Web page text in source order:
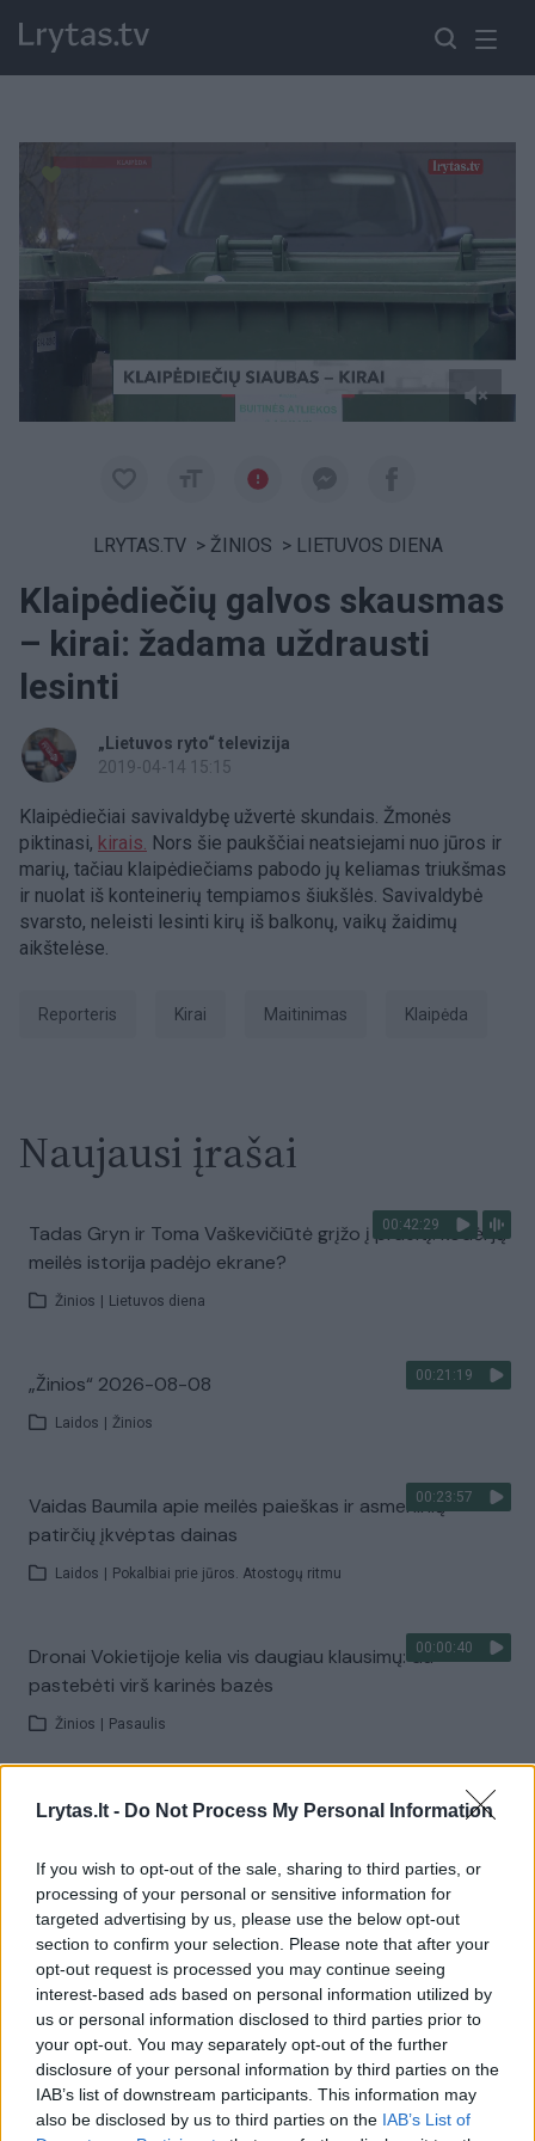
Lrytas.lt - Do Not Process My Personal Information
If you wish to opt-out of the sale, sharing to third parties, or
processing of your personal or sensitive information for
targeted advertising by us, please use the below opt-out
section to confirm your selection. Please note that after your
opt-out request is processed you may continue seeing
interest-based ads based on personal information utilized by
us or personal information disclosed to third parties prior to
your opt-out. You may separately opt-out of the further
disclosure of your personal information by third parties on the
IAB’s list of downstream participants. This information may
also be disclosed by us to third parties on the IAB’s List of
LRYTAS.TV > ŽINIOS > LIETUVOS DIENA
Klaipėdiečių galvos skausmas
– kirai: žadama uždrausti
lesinti
„Lietuvos ryto“ televizija
2019-04-14 15:15
Klaipėdiečiai savivaldybę užvertė skundais. Žmonės
piktinasi, kirais. Nors šie paukščiai neatsiejami nuo jūros ir
marių, tačiau klaipėdiečiams pabodo jų keliamas triukšmas
ir nuolat iš konteinerių tempiamos šiukšlės. Savivaldybė
svarsto, neleisti lesinti kirų iš balkonų, vaikų žaidimų
aikštelėse.
Reporteris kirai maitinimas Klaipėda
Naujausi įrašai
00:42:29
Tadas Gryn ir Toma Vaškevičiūtė grįžo į praeitį: kodėl jų
meilės istorija padėjo ekrane?
Žinios Lietuvos diena
00:21:19
„Žinios“ 2026-08-08
Laidos Žinios
00:23:57
Vaidas Baumila apie meilės paieškas ir asmeninių
patirčių įkvėptas dainas
Laidos Pokalbiai prie jūros. Atostogų ritmu
00:00:40
Dronai Vokietijoje kelia vis daugiau klausimų: du
pastebėti virš karinės bazės
Žinios Pasaulis
Visi įrašai
Žiūrimiausi įrašai
00:00:30
Vaizdai iš tragiškos avarijos Vilniaus r.: dviejų moterų ir
vaiko gyvybių išgelbėti nepavyko
Žinios | Lietuvos diena